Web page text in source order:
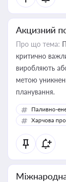
Акцизний
Про що тема:
критично
виробляють
метою
планування.
Паливно-
Харчова